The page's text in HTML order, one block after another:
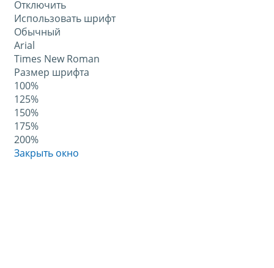
Отключить
Использовать шрифт
Обычный
Arial
Times New Roman
Размер шрифта
100%
125%
150%
175%
200%
Закрыть окно